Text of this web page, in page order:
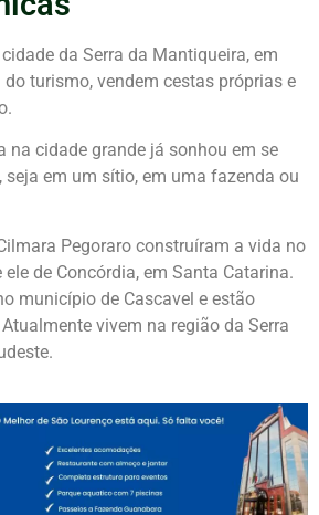
da Serra da Mantiqueira, em
do turismo, vendem cestas próprias e
na cidade grande já sonhou em se
seja em um sítio, em uma fazenda ou
Pegoraro construíram a vida no
ele de Concórdia, em Santa Catarina.
município de Cascavel e estão
vivem na região da Serra